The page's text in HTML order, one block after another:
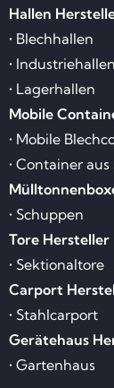
Hallen
• Blechhallen
• Industriehallen
• Lagerhallen
Mobile
• Mobile
• Container
• Schuppen
Tore Hersteller
• Sektionaltore
Carport
• Stahlcarport
Gerätehaus
• Gartenhaus